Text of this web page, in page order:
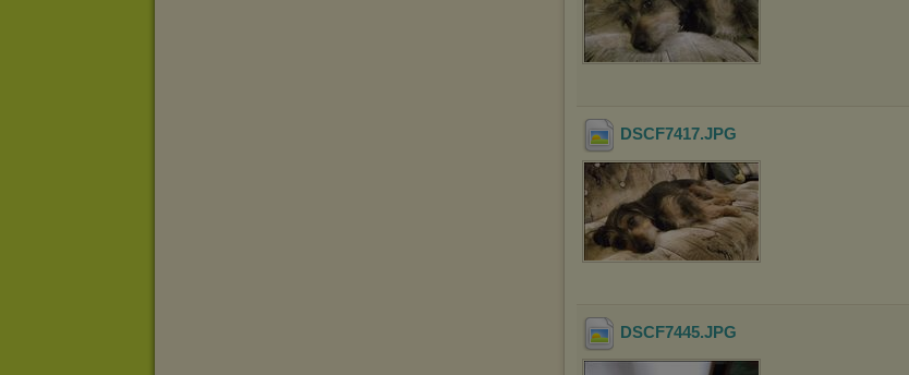
DSCF7417.JPG
DSCF7445.JPG